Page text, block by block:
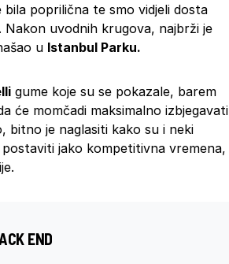
poprilična te smo vidjeli dosta
uvodnih krugova, najbrži je
u Istanbul Parku.
gume koje su se pokazale, barem
će momčadi maksimalno izbjegavati
bitno je naglasiti kako su i neki
jako kompetitivna vremena,
END